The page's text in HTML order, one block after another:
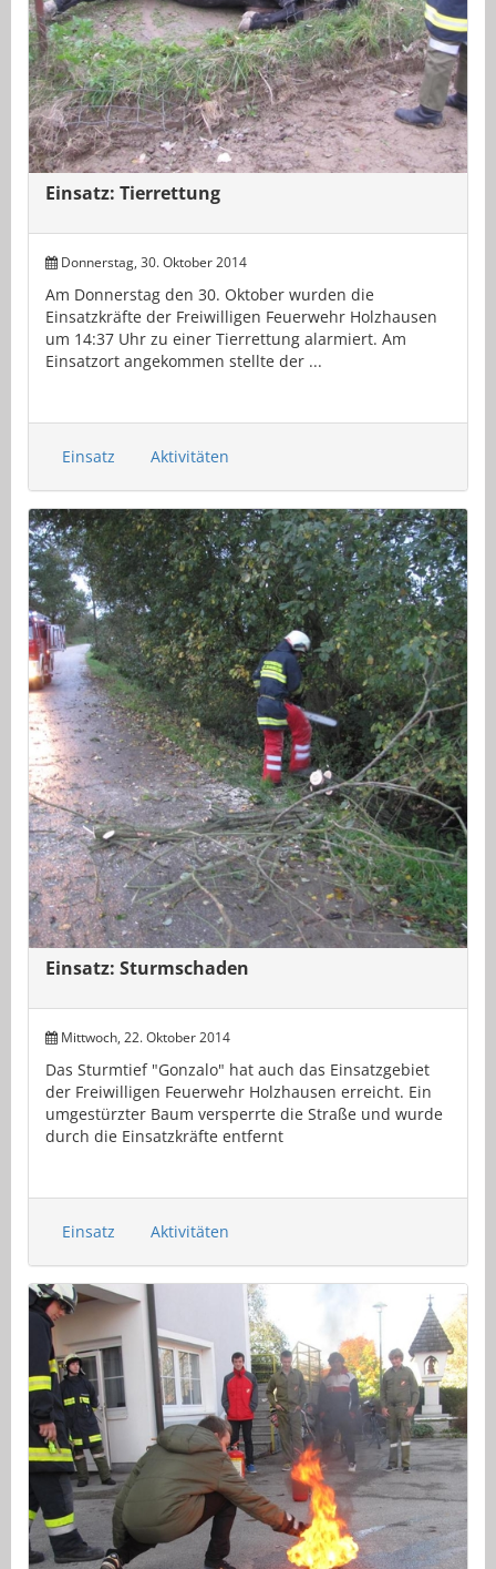
Einsatz: Tierrettung
Donnerstag, 30. Oktober 2014
Am Donnerstag den 30. Oktober wurden die
Einsatzkräfte der Freiwilligen Feuerwehr Holzhausen
um 14:37 Uhr zu einer Tierrettung alarmiert. Am
Einsatzort angekommen stellte der ...
Einsatz Aktivitäten
Einsatz: Sturmschaden
Mittwoch, 22. Oktober 2014
Das Sturmtief "Gonzalo" hat auch das Einsatzgebiet
der Freiwilligen Feuerwehr Holzhausen erreicht. Ein
umgestürzter Baum versperrte die Straße und wurde
durch die Einsatzkräfte entfernt
Einsatz Aktivitäten